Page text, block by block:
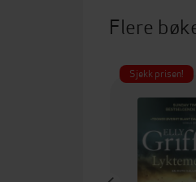
Flere
Sjekk prisen!